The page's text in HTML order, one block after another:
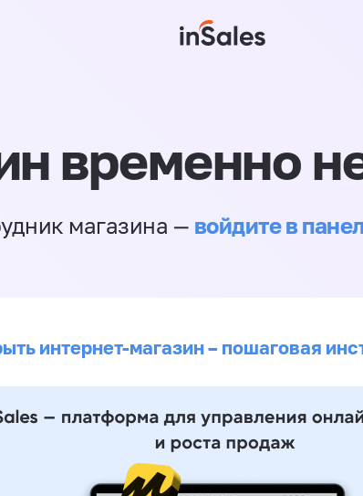
временно
магазина — войдите в
интернет-магазин – пошаговая